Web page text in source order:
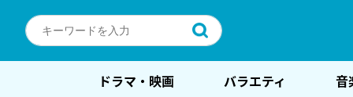
ドラマ・映画 バラエティ 音